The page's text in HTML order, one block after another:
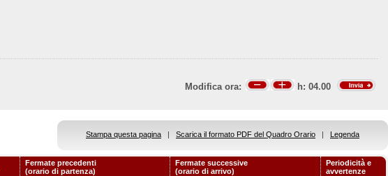
Modifica ora: h: 04.00
Stampa questa pagina | Scarica il formato PDF del Quadro Orario | Legenda
Fermate precedenti
(orario di partenza)
Fermate successive
(orario di arrivo)
Periodicità e
avvertenze